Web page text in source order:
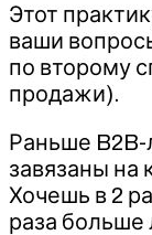
Этот
ваши
по второму
продажи).
Раньше
завязаны на
Хочешь в 2
раза больше